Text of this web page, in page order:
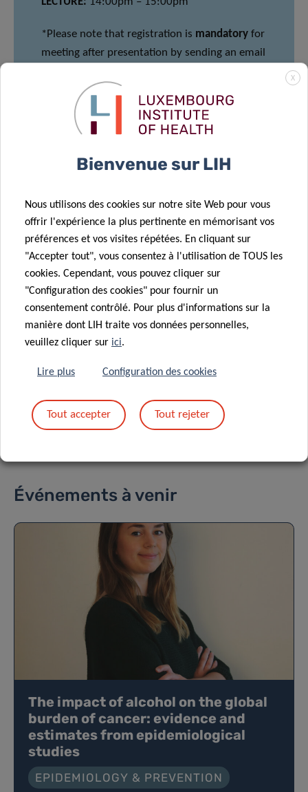
*Please note that registration is mandatory for
meeting after presentation by sending an email
Protection des données
En savoir plus sur la « Notice sur la protection des données
: traitement des données personnelles dans le cadre de la
CONFIDENTIALITÉ DES DONNÉES
Événements à venir
The impact of alcohol on the global
burden of cancer: evidence and
estimates from epidemiological
studies
EPIDEMIOLOGY & PREVENTION
X
Bienvenue sur LIH
Nous utilisons des cookies sur notre site Web pour vous
offrir l'expérience la plus pertinente en mémorisant vos
préférences et vos visites répétées. En cliquant sur
"Accepter tout", vous consentez à l'utilisation de TOUS les
cookies. Cependant, vous pouvez cliquer sur
"Configuration des cookies" pour fournir un
consentement contrôlé. Pour plus d'informations sur la
manière dont LIH traite vos données personnelles,
veuillez cliquer sur ici.
Lire plus Configuration des cookies
Tout accepter Tout rejeter